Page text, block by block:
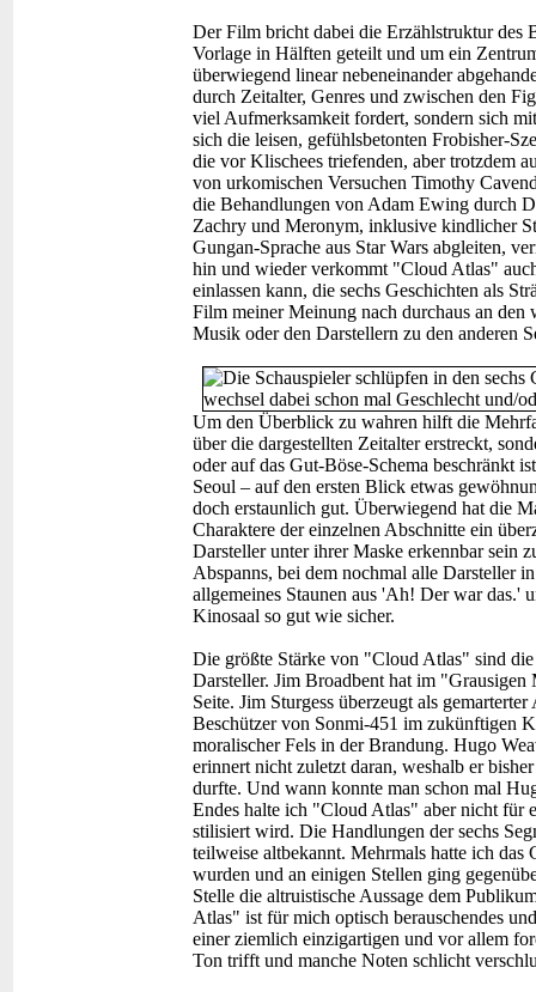
Der Film bricht dabei die Erzählstruktur des
Vorlage in Hälften geteilt und um ein
überwiegend linear nebeneinander
durch Zeitalter, Genres und zwischen den
viel Aufmerksamkeit fordert, sondern sich
sich die leisen, gefühlsbetonten Frobisher-
die vor Klischees triefenden, aber trotzdem
von urkomischen Versuchen Timothy
die Behandlungen von Adam Ewing durch
Zachry und Meronym, inklusive kindlicher
Gungan-Sprache aus Star Wars abgleiten,
hin und wieder verkommt "Cloud Atlas"
einlassen kann, die sechs Geschichten als
Film meiner Meinung nach durchaus an den
Musik oder den Darstellern zu den anderen
Um den Überblick zu wahren hilft die
über die dargestellten Zeitalter erstreckt,
oder auf das Gut-Böse-Schema beschränkt
Seoul – auf den ersten Blick etwas
doch erstaunlich gut. Überwiegend hat die
Charaktere der einzelnen Abschnitte ein
Darsteller unter ihrer Maske erkennbar sein
Abspanns, bei dem nochmal alle Darsteller
allgemeines Staunen aus 'Ah! Der war das.'
Kinosaal so gut wie sicher.
Die größte Stärke von "Cloud Atlas" sind
Darsteller. Jim Broadbent hat im
Seite. Jim Sturgess überzeugt als
Beschützer von Sonmi-451 im zukünftigen
moralischer Fels in der Brandung. Hugo
erinnert nicht zuletzt daran, weshalb er
durfte. Und wann konnte man schon mal
Endes halte ich "Cloud Atlas" aber nicht für
stilisiert wird. Die Handlungen der sechs
teilweise altbekannt. Mehrmals hatte ich das
wurden und an einigen Stellen ging
Stelle die altruistische Aussage dem
Atlas" ist für mich optisch berauschendes
einer ziemlich einzigartigen und vor allem
Ton trifft und manche Noten schlicht